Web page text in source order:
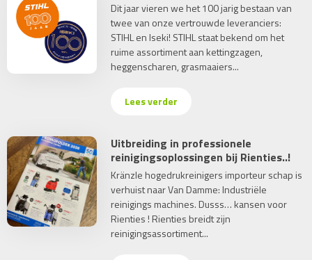
Dit jaar vieren we het 100 jarig bestaan van
twee van onze vertrouwde leveranciers:
STIHL en Iseki! STIHL staat bekend om het
ruime assortiment aan kettingzagen,
heggenscharen, grasmaaiers...
Lees verder
Uitbreiding in professionele
reinigingsoplossingen bij Rienties..!
Kränzle hogedrukreinigers importeur schap is
verhuist naar Van Damme: Industriële
reinigings machines. Dusss… kansen voor
Rienties ! Rienties breidt zijn
reinigingsassortiment...